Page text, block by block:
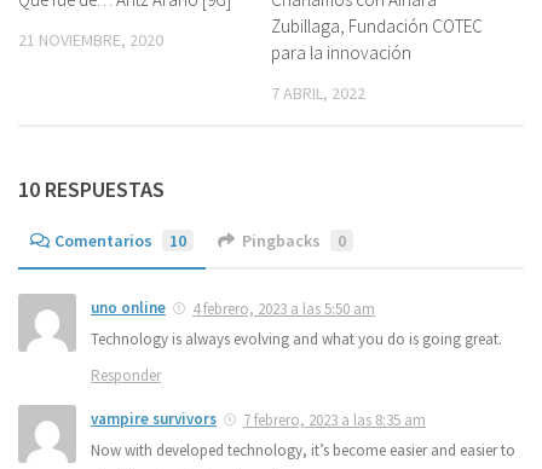
21 NOVIEMBRE, 2020
Zubillaga, Fundación COTEC
para la innovación
7 ABRIL, 2022
10 RESPUESTAS
Comentarios 10 Pingbacks 0
uno online
4 febrero, 2023 a las 5:50 am
Technology is always evolving and what you do is going great.
Responder
vampire survivors
7 febrero, 2023 a las 8:35 am
Now with developed technology, it’s become easier and easier to